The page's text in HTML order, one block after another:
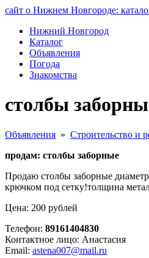
сайт о Нижнем Новгороде:
Нижний Новгород
Каталог
Объявления
Погода
Знакомства
столбы
Объявления » Строительство и
продам: столбы заборные
Продаю столбы заборные
крючком под сетку!толщина
Цена: 200 рублей
Телефон: 89161404830
Контактное лицо: Анастасия
Email: astena007@mail.ru